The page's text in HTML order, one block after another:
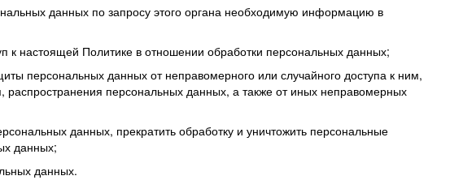
данных по запросу этого органа необходимую информацию в
к настоящей Политике в отношении обработки персональных данных;
персональных данных от неправомерного или случайного доступа к ним,
персональных данных, а также от иных неправомерных
данных, прекратить обработку и уничтожить персональные
данных;
данных.